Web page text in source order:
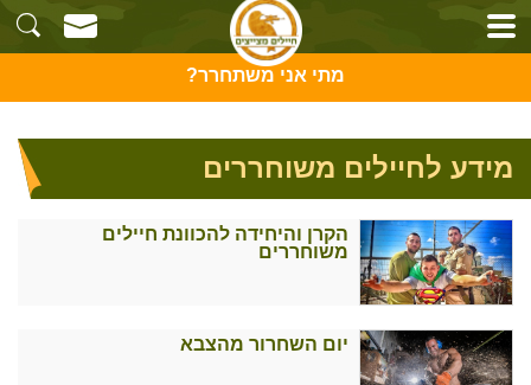
מתי אני משתחרר?
מידע לחיילים משוחררים
הקרן והיחידה להכוונת חיילים
משוחררים
יום השחרור מהצבא